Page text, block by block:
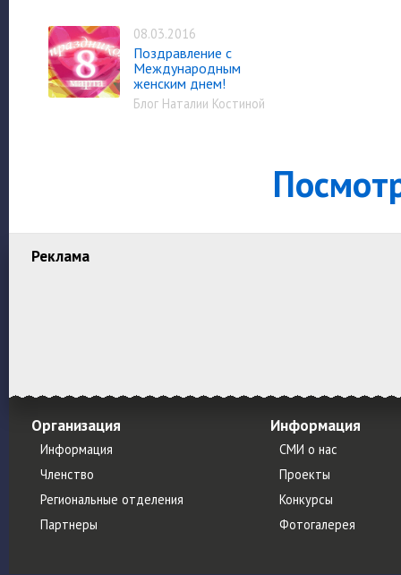
Реклама
08.03.2016
Поздравление с
Международным
женским днем!
Блог Наталии Костиной
Организация
Информация
Членство
Региональные отделения
Партнеры
Информация
СМИ о нас
Проекты
Конкурсы
Фотогалерея